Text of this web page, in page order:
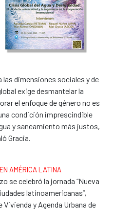
dimensiones sociales y de
exige desmantelar la
el enfoque de género no es
condición imprescindible
y saneamiento más justos,
Gracia.
AMÉRICA LATINA
se celebró la jornada “Nueva
latinoamericanas”,
y Agenda Urbana de